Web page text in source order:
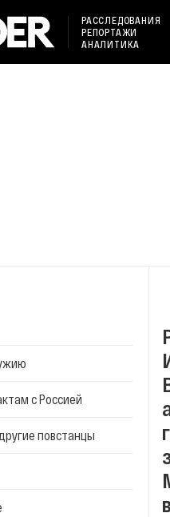
РАССЛЕДОВАНИЯ
РЕПОРТАЖИ
АНАЛИТИКА
с Россией
повстанцы